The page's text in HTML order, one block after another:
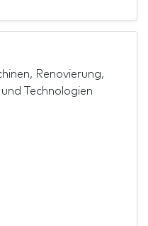
Renovierung,
Technologien